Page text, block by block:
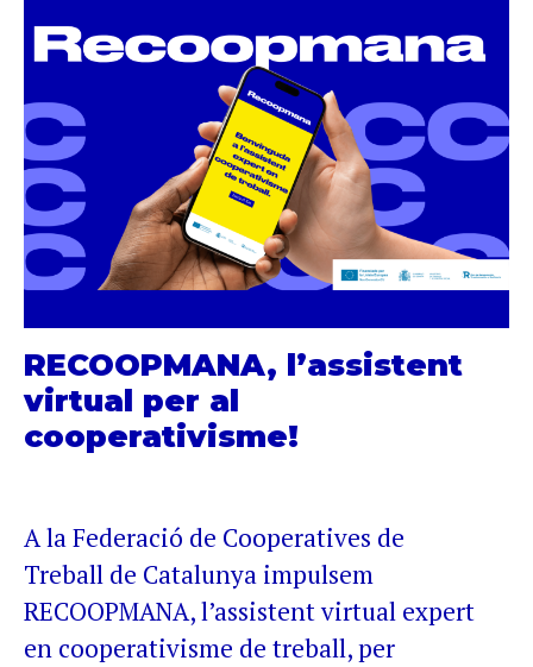
RECOOPMANA, l’assistent
virtual per al
cooperativisme!
A la Federació de Cooperatives de
Treball de Catalunya impulsem
RECOOPMANA, l’assistent virtual expert
en cooperativisme de treball, per